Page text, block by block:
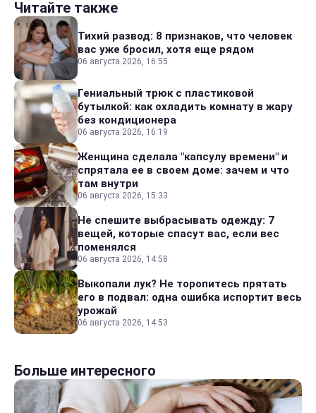
Читайте также
Тихий развод: 8 признаков, что человек
вас уже бросил, хотя еще рядом
06 августа 2026, 16:55
Гениальный трюк с пластиковой
бутылкой: как охладить комнату в жару
без кондиционера
06 августа 2026, 16:19
Женщина сделала "капсулу времени" и
спрятала ее в своем доме: зачем и что
там внутри
06 августа 2026, 15:33
Не спешите выбрасывать одежду: 7
вещей, которые спасут вас, если вес
поменялся
06 августа 2026, 14:58
Выкопали лук? Не торопитесь прятать
его в подвал: одна ошибка испортит весь
урожай
06 августа 2026, 14:53
Больше интересного